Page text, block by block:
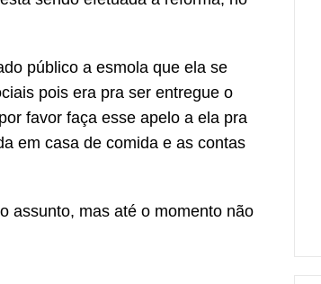
público a esmola que ela se
pois era pra ser entregue o
favor faça esse apelo a ela pra
em casa de comida e as contas
assunto, mas até o momento não